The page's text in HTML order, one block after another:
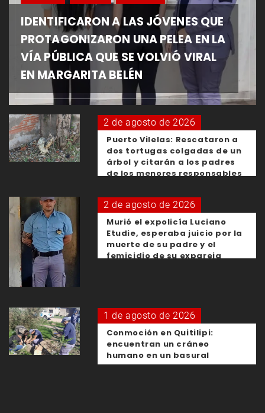
IDENTIFICARON A LAS JÓVENES QUE
PROTAGONIZARON UNA PELEA EN LA
VÍA PÚBLICA QUE SE VOLVIÓ VIRAL
EN MARGARITA BELÉN
2 de agosto de 2026
Puerto Vilelas: Rescataron a
dos tortugas colgadas de un
árbol y citarán a los padres
de los menores responsables
2 de agosto de 2026
Murió el expolicía Luciano
Etudie, esperaba juicio por la
muerte de su padre y el
femicidio de su expareja
1 de agosto de 2026
Conmoción en Quitilipi:
encuentran un cráneo
humano en un basural